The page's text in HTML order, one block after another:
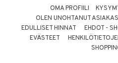
OMA PROFIILI
OLEN UNOHTANUT
EDULLISET HINNAT
EHDOT -
EVÄSTEET